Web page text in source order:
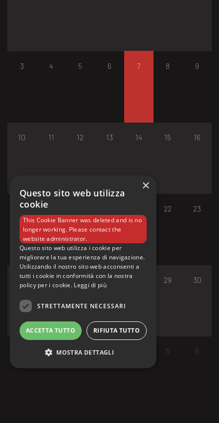
3 4 5 6 7 8 9
10 11 12 13 14 15 16
17 18 22 23
24 25 26 27 29 30
1 2 3 5 6
×
Questo sito web utilizza
cookie
This Cookie Banner was deleted and is no
longer working. Please contact the
website administrator.
Questo sito web utilizza i cookie per
migliorare la tua esperienza di navigazione.
Utilizzando il nostro sito web acconsenti a
tutti i cookie in conformità con la nostra
policy per i cookie. Leggi di più
STRETTAMENTE NECESSARI
ACCETTA TUTTO RIFIUTA TUTTO
MOSTRA DETTAGLI